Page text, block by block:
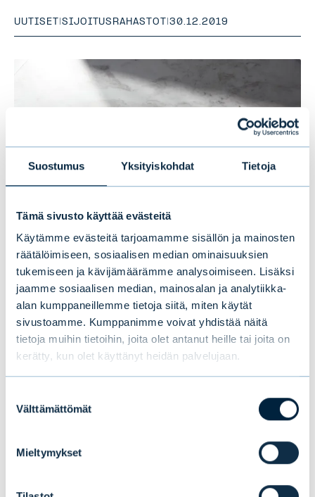
Suostumus Yksityiskohdat Tietoja
Tämä sivusto käyttää evästeitä
Käytämme evästeitä tarjoamamme sisällön ja mainosten
räätälöimiseen, sosiaalisen median ominaisuuksien
tukemiseen ja kävijämäärämme analysoimiseen. Lisäksi
jaamme sosiaalisen median, mainosalan ja analytiikka-
alan kumppaneillemme tietoja siitä, miten käytät
sivustoamme. Kumppanimme voivat yhdistää näitä
tietoja muihin tietoihin, joita olet antanut heille tai joita on
kerätty, kun olet käyttänyt heidän palvelujaan.
valinta
Välttämättömät
Mieltymykset
UUTISET |SIJOITUSRAHASTOT |30.12.2019
Evli Vuokratuotto on hankkinut
maamerkkikiinteistön
pääkaupunkiseudulta